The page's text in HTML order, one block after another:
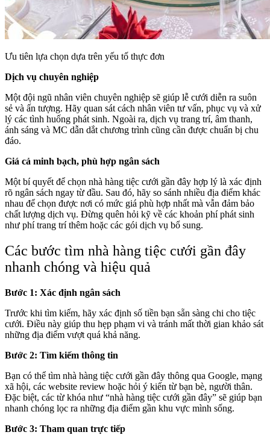
Ưu tiên lựa chọn dựa trên yếu tố thực đơn
Dịch vụ chuyên nghiệp
Một đội ngũ nhân viên chuyên nghiệp sẽ giúp lễ cưới diễn ra suôn
sẻ và ấn tượng. Hãy quan sát cách nhân viên tư vấn, phục vụ và xử
lý các tình huống phát sinh. Ngoài ra, dịch vụ trang trí, âm thanh,
ánh sáng và MC dẫn dắt chương trình cũng cần được chuẩn bị chu
đáo.
Giá cả minh bạch, phù hợp ngân sách
Một bí quyết để chọn nhà hàng tiệc cưới gần đây hợp lý là xác định
rõ ngân sách ngay từ đầu. Sau đó, hãy so sánh nhiều địa điểm khác
nhau để chọn được nơi có mức giá phù hợp nhất mà vẫn đảm bảo
chất lượng dịch vụ. Đừng quên hỏi kỹ về các khoản phí phát sinh
như phí trang trí thêm hoặc các gói dịch vụ bổ sung.
Các bước tìm nhà hàng tiệc cưới gần đây
nhanh chóng và hiệu quả
Bước 1: Xác định ngân sách
Trước khi tìm kiếm, hãy xác định số tiền bạn sẵn sàng chi cho tiệc
cưới. Điều này giúp thu hẹp phạm vi và tránh mất thời gian khảo sát
những địa điểm vượt quá khả năng.
Bước 2: Tìm kiếm thông tin
Bạn có thể tìm nhà hàng tiệc cưới gần đây thông qua Google, mạng
xã hội, các website review hoặc hỏi ý kiến từ bạn bè, người thân.
Đặc biệt, các từ khóa như “nhà hàng tiệc cưới gần đây” sẽ giúp bạn
nhanh chóng lọc ra những địa điểm gần khu vực mình sống.
Bước 3: Tham quan trực tiếp